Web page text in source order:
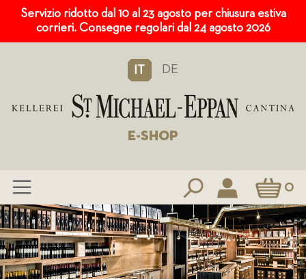
Servizio ridotto dal 10 al 23 agosto per chiusura estiva
corrieri. Consegne regolari dal 24 agosto 2026
IT DE
E-SHOP
Carrello0
Salta
al
contenuto